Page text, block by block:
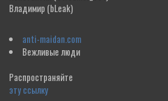
Владимир (bLeak)
anti-maidan.com
Вежливые люди
Распространяйте
эту ссылку